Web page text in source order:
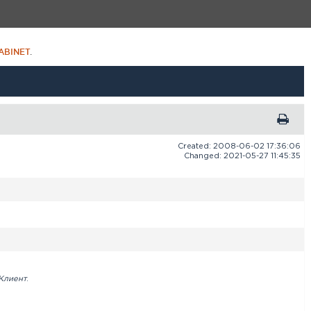
.
Created: 2008-06-02 17:36:06
Changed: 2021-05-27 11:45:35
.